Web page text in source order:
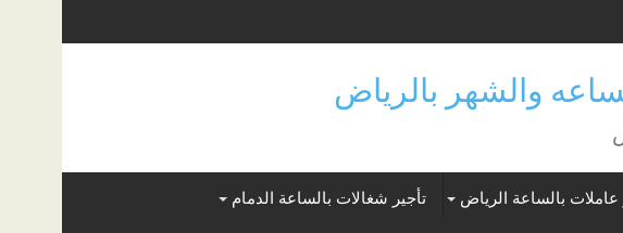
عاملات بالساعة الرياض تأجير شغالات بالساعة الدمام